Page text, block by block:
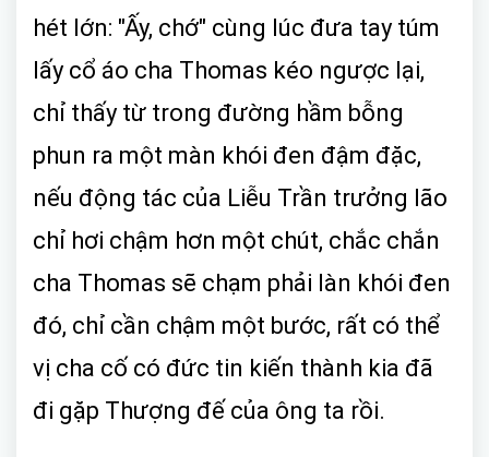
hét lớn: "Ấy, chớ" cùng lúc đưa tay túm
lấy cổ áo cha Thomas kéo ngược lại,
chỉ thấy từ trong đường hầm bỗng
phun ra một màn khói đen đậm đặc,
nếu động tác của Liễu Trần trưởng lão
chỉ hơi chậm hơn một chút, chắc chắn
cha Thomas sẽ chạm phải làn khói đen
đó, chỉ cần chậm một bước, rất có thể
vị cha cố có đức tin kiến thành kia đã
đi gặp Thượng đế của ông ta rồi.